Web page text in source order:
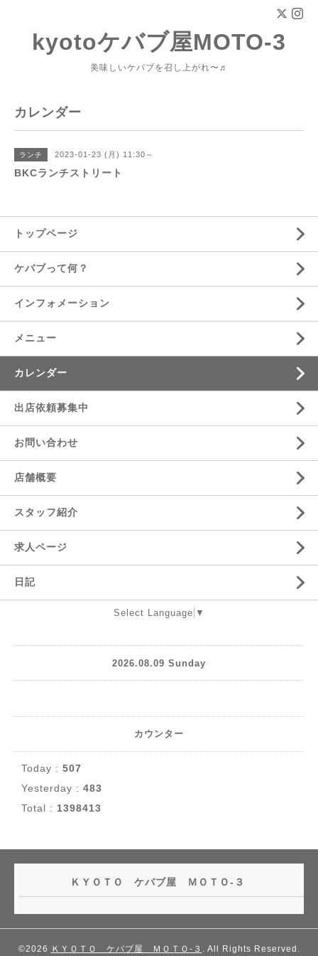
kyotoケバブ屋MOTO-3
美味しいケバブを召し上がれ〜♬
カレンダー
ランチ 2023-01-23 (月) 11:30～
BKCランチストリート
トップページ
ケバブって何？
インフォメーション
メニュー
カレンダー
出店依頼募集中
お問い合わせ
店舗概要
スタッフ紹介
求人ページ
日記
Select Language ▼
2026.08.09 Sunday
カウンター
Today : 507
Yesterday : 483
Total : 1398413
ＫＹＯＴＯ ケバブ屋 ＭＯＴＯ-３
©2026 ＫＹＯＴＯ ケバブ屋 ＭＯＴＯ-３ . All Rights Reserved.